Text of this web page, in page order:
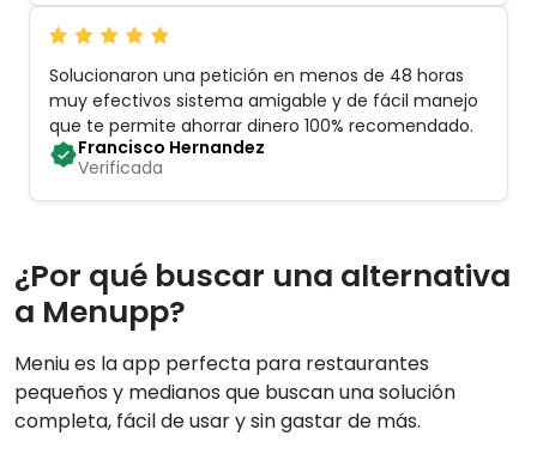
Solucionaron una petición en menos de 48 horas
muy efectivos sistema amigable y de fácil manejo
que te permite ahorrar dinero 100% recomendado.
Francisco Hernandez
Verificada
¿Por qué buscar una alternativa
a Menupp?
Meniu es la app perfecta para restaurantes
pequeños y medianos que buscan una solución
completa, fácil de usar y sin gastar de más.